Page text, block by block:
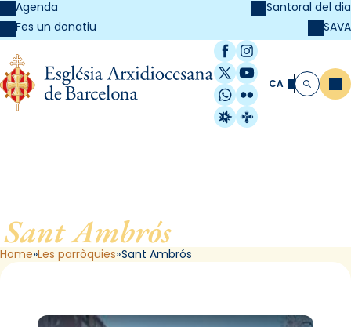
Agenda
Fes un donatiu
Santoral del dia
SAVA
Facebook
Instagram
X / Twitter
YouTube
WhatsApp
Flickr
Radio Estel
Catalunya
CA Cerca
Sant Ambrós, de Barcelona
Home Les parròquies Sant Ambrós